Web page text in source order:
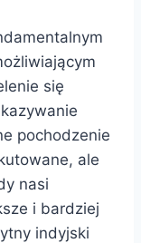
się
pochodzenie
ale
nasi
i bardziej
indyjski